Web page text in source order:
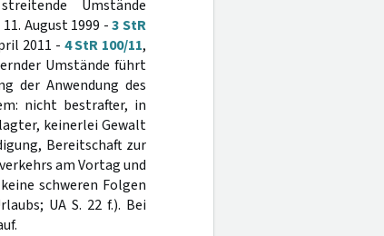
Umstände
August 1999 -3 StR
2011 - 4 StR 100/11,
Umstände führt
der Anwendung des
nicht bestrafter, in
keinerlei Gewalt
Bereitschaft zur
am Vortag und
schweren Folgen
UA S. 22 f.). Bei